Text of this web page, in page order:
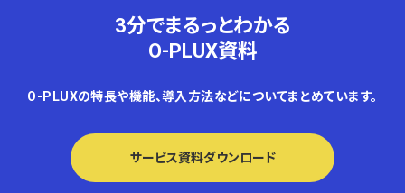
3分でまるっとわかる
O-PLUX資料
O-PLUXの特長や機能、導入方法などについてまとめています。
サービス資料ダウンロード